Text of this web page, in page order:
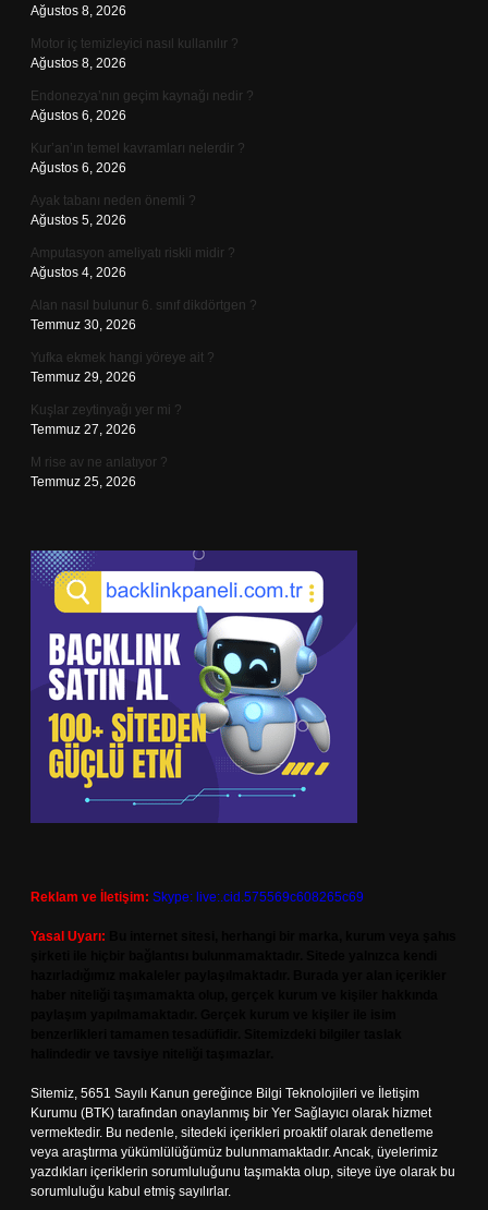
Ağustos 8, 2026
Motor iç temizleyici nasıl kullanılır ?
Ağustos 8, 2026
Endonezya’nın geçim kaynağı nedir ?
Ağustos 6, 2026
Kur’an’ın temel kavramları nelerdir ?
Ağustos 6, 2026
Ayak tabanı neden önemli ?
Ağustos 5, 2026
Amputasyon ameliyatı riskli midir ?
Ağustos 4, 2026
Alan nasıl bulunur 6. sınıf dikdörtgen ?
Temmuz 30, 2026
Yufka ekmek hangi yöreye ait ?
Temmuz 29, 2026
Kuşlar zeytinyağı yer mi ?
Temmuz 27, 2026
M rise av ne anlatıyor ?
Temmuz 25, 2026
Reklam ve İletişim: Skype: live:.cid.575569c608265c69
Yasal Uyarı:
Sitemiz, 5651 Sayılı Kanun gereğince Bilgi Teknolojileri ve İletişim
Kurumu (BTK) tarafından onaylanmış bir Yer Sağlayıcı olarak hizmet
vermektedir. Bu nedenle, sitedeki içerikleri proaktif olarak denetleme
veya araştırma yükümlülüğümüz bulunmamaktadır. Ancak, üyelerimiz
yazdıkları içeriklerin sorumluluğunu taşımakta olup, siteye üye olarak bu
sorumluluğu kabul etmiş sayılırlar.